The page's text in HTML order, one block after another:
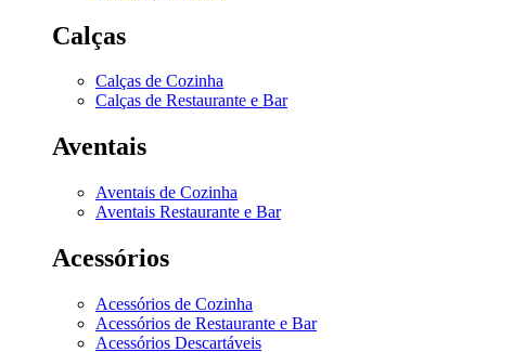
Calças
Calças de Cozinha
Calças de Restaurante e Bar
Aventais
Aventais de Cozinha
Aventais Restaurante e Bar
Acessórios
Acessórios de Cozinha
Acessórios de Restaurante e Bar
Acessórios Descartáveis